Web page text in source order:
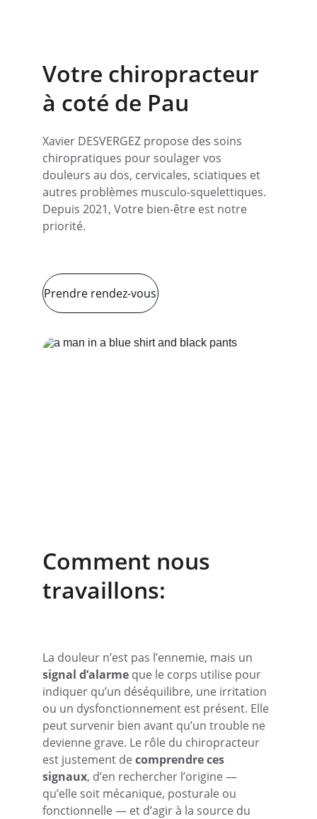
Votre chiropracteur
à coté de Pau
Xavier DESVERGEZ propose des soins
chiropratiques pour soulager vos
douleurs au dos, cervicales, sciatiques et
autres problèmes musculo-squelettiques.
Depuis 2021, Votre bien-être est notre
priorité.
Prendre rendez-vous
Comment nous
travaillons:
La douleur n’est pas l’ennemie, mais un
signal d’alarme que le corps utilise pour
indiquer qu’un déséquilibre, une irritation
ou un dysfonctionnement est présent. Elle
peut survenir bien avant qu’un trouble ne
devienne grave. Le rôle du chiropracteur
est justement de comprendre ces
signaux, d’en rechercher l’origine —
qu’elle soit mécanique, posturale ou
fonctionnelle — et d’agir à la source du